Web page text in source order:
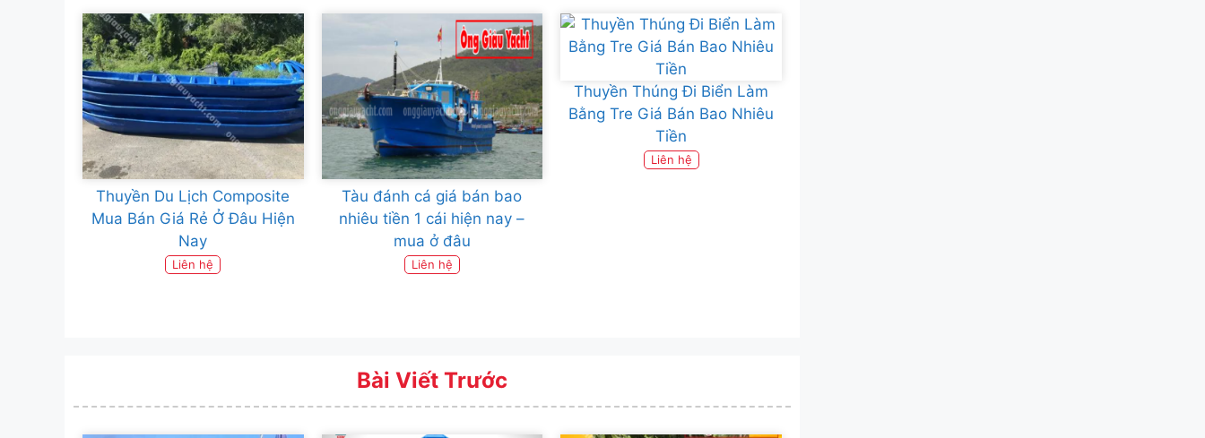
Thuyền Du Lịch Composite
Mua Bán Giá Rẻ Ở Đâu Hiện
Nay
Liên hệ
Tàu đánh cá giá bán bao
nhiêu tiền 1 cái hiện nay –
mua ở đâu
Liên hệ
Thuyền Thúng Đi Biển Làm
Bằng Tre Giá Bán Bao Nhiêu
Tiền
Liên hệ
Bài Viết Trước